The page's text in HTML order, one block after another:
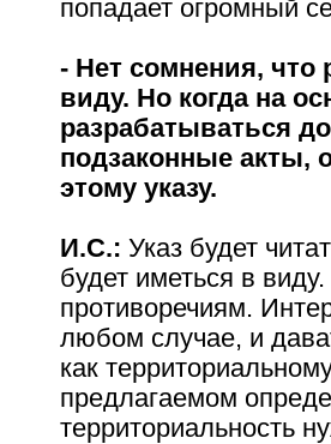
попадает огромный
- Нет сомнения, что
виду. Но когда на
разрабатываться
подзаконные акты,
этому указу.
И.С.: Указ будет
будет иметься в
противоречиям.
любом случае, и
как
предлагаемом
территориальность